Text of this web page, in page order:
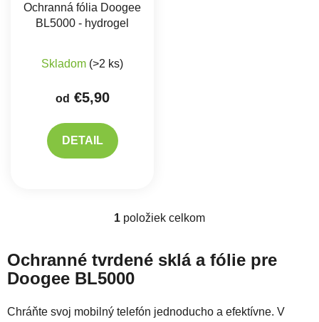
Ochranná fólia Doogee
BL5000 - hydrogel
Skladom (>2 ks)
od €5,90
DETAIL
Ovládacie prvky výpisu
1 položiek celkom
Ochranné tvrdené sklá a fólie pre
Doogee BL5000
Chráňte svoj mobilný telefón jednoducho a efektívne. V